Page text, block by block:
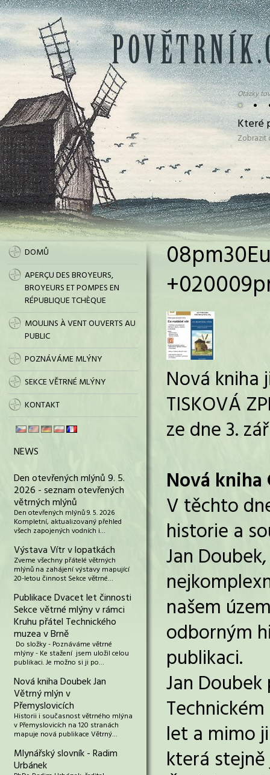
• •
Otázky
Které
DOMŮ
APERÇU DES BROYEURS,
BROYEURS ET POMPES EN
RÉPUBLIQUE TCHÈQUE
MOULINS À VENT OUVERTS AU
PUBLIC
POZNÁVÁME MLÝNY
SEKCE VĚTRNÉ MLÝNY
KONTAKT
NEWS
Den otevřených mlýnů 9. 5.
2026 - seznam otevřených
větrných mlýnů
Den otevřených mlýnů 9. 5. 2026
Kompletní, aktualizovaný přehled
všech zapojených vodních i…
Výstava Vítr v lopatkách
Zveme všechny přátelé větrných
mlýnů na zahájení výstavy mapující
20-letou činnost Sekce větrné…
Publikace Dvacet let činnosti
Sekce větrné mlýny v rámci
Kruhu přátel Technického
muzea v Brně
Do složky - Poznáváme větrné
mlýny - Ke stažení jsem uložil celou
publikaci. Je možno si ji po…
Nová kniha Doubek Jan
Větrný mlýn v
Přemyslovicích
Historii i současnost větrného mlýna
v Přemyslovicích na 120 stranách
mapuje nová publikace Větrný…
Mlynářský slovník - Radim
Urbánek
Nová kniha
TISKOVÁ
ze dne 3.
Nová
V těchto
historie a
Jan
našem
odborným
publikaci.
Jan
let a mimo
která